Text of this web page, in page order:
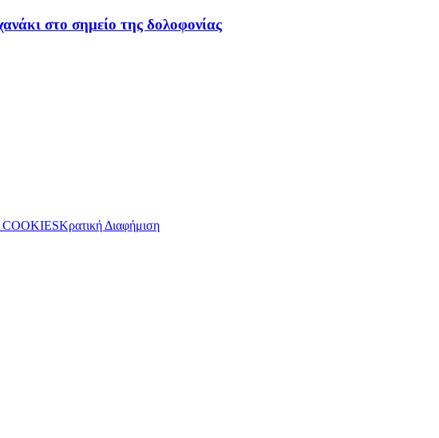
στο σημείο της δολοφονίας
Κρατική Διαφήμιση